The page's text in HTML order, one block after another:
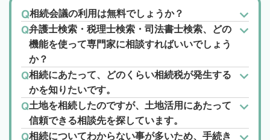
相続会議の利用は無料でしょうか？
弁護士検索・税理士検索・司法書士検索、どの
機能を使って専門家に相談すればいいでしょう
か？
相続にあたって、どのくらい相続税が発生する
かを知りたいです。
土地を相続したのですが、土地活用にあたって
信頼できる相談先を探しています。
相続についてわからない事が多いため、手続き